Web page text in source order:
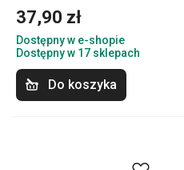
37,90 zł
Dostępny w e-shopie
Dostępny w 17 sklepach
Do koszyka